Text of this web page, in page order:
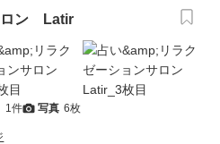
ロン Latir
1件 写真 6枚